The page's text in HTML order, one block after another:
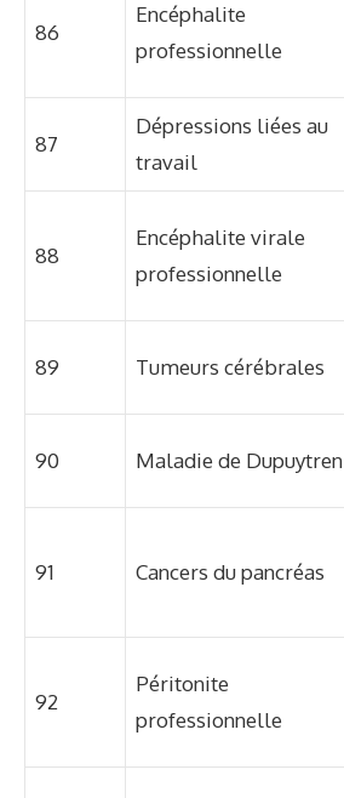
86
Encéphalite
professionnelle
87
Dépressions liées au
travail
88
Encéphalite virale
professionnelle
89 Tumeurs cérébrales
90 Maladie de Dupuytren
91 Cancers du pancréas
92
Péritonite
professionnelle